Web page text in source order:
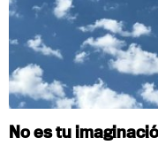
No es tu